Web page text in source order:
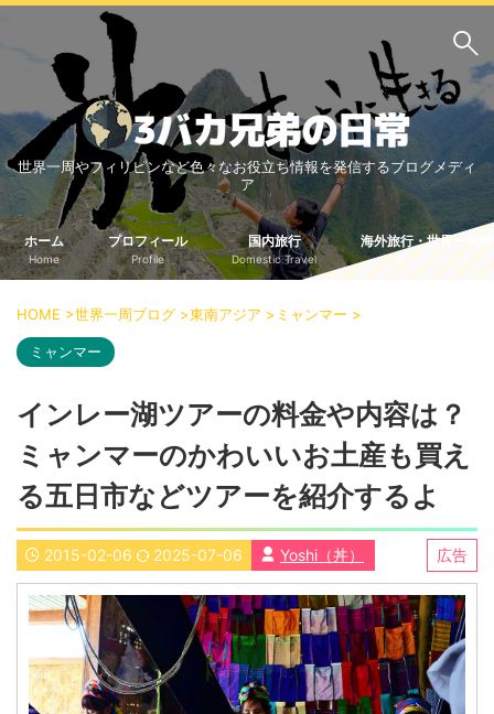
サイト内検索
3バカ兄弟のブログ
三男：増田っちのブロ
グ
次男：タクジのブログ
長男：Yoshiのブログ
ビジネス・ライフハック
車関係
国内旅行
中部
中国・四国
北海道・東北
関東
九州
世界一周ブログ
アフリカ
アジア
ヨーロッパ
中東
北・中南米
東南アジア
世界一周の準備
世界一周やフィリピンなど色々なお役立ち情報を発信するブログメディ
ア
ホーム
Home
プロフィール
Profile
国内旅行
Domestic Travel
海外旅行・世界一周
HOME >世界一周ブログ >東南アジア > ミャンマー >
ミャンマー
インレー湖ツアーの料金や内容は？
ミャンマーのかわいいお土産も買え
る五日市などツアーを紹介するよ
2015-02-06 2025-07-06 Yoshi（丼） 広告